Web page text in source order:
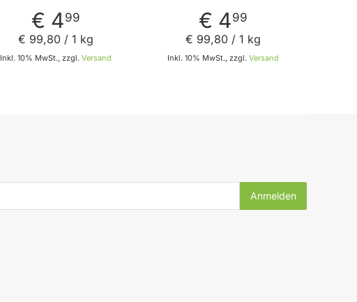
€ 499
Inkl. 10% MwSt., zzgl. Versand
€ 99,80 / 1 kg
€ 499
Inkl. 10% MwSt., zzgl. Versand
€ 99,80 / 1 kg